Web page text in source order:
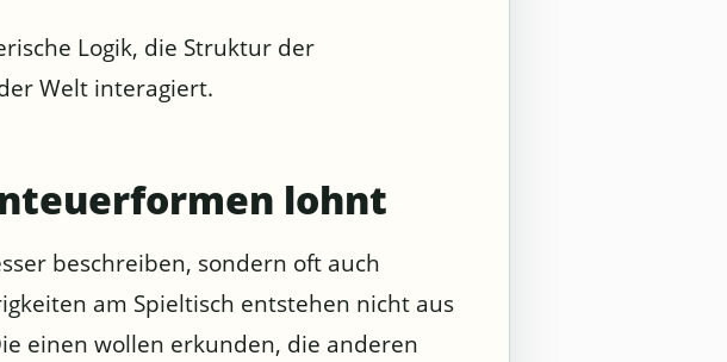
Logik, die Struktur der
Welt interagiert.
lohnt
beschreiben, sondern oft auch
am Spieltisch entstehen nicht aus
einen wollen erkunden, die anderen